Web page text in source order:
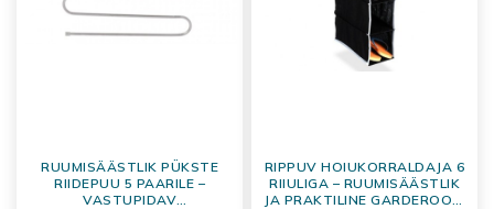
RUUMISÄÄSTLIK PÜKSTE
RIIDEPUU 5 PAARILE –
VASTUPIDAV
RIPPUV HOIUKORRALDAJA 6
RIIULIGA – RUUMISÄÄSTLIK
JA PRAKTILINE GARDEROOBI